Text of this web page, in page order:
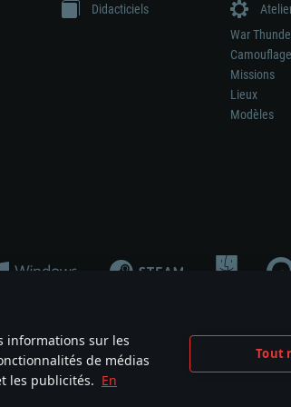
informations sur les
de médias
les publicités. En
Tout
Didacticiels
War
Missions
Lieux
Modèles
jeu ne signifie pas la participation au développement
names are the property of their respective owners.